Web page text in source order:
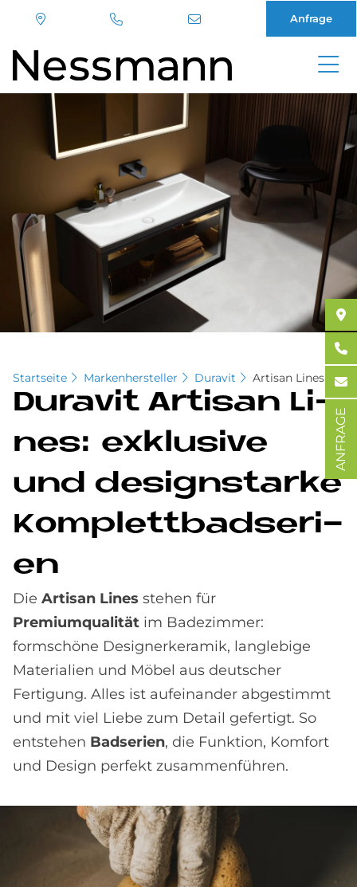
Anfrage
Startseite Markenhersteller Duravit Artisan Lines
Du­ra­vit Ar­ti­san Li­
nes: ex­klu­si­ve
und de­sign­star­ke
Kom­plett­bad­se­ri­
en
Die Artisan Lines stehen für
Premiumqualität im Bade­zimmer:
formschöne Designer­keramik, lang­lebige
Materialien und Möbel aus deutscher
Fertigung. Alles ist auf­einander abgestimmt
und mit viel Liebe zum Detail gefertigt. So
ent­stehen Badserien, die Funktion, Komfort
und Design perfekt zusammen­führen.
ANFRAGE